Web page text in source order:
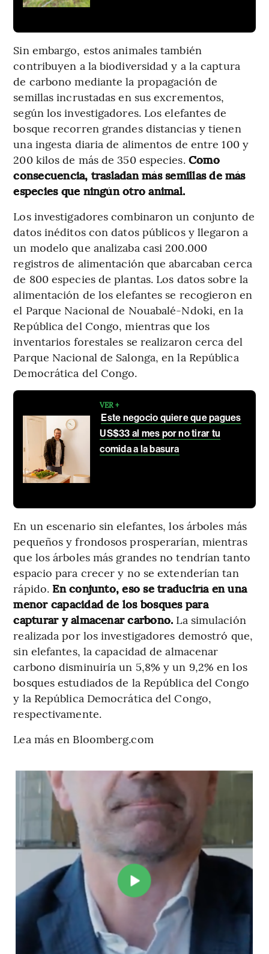
Sin embargo, estos animales también
contribuyen a la biodiversidad y a la captura
de carbono mediante la propagación de
semillas incrustadas en sus excrementos,
según los investigadores. Los elefantes de
bosque recorren grandes distancias y tienen
una ingesta diaria de alimentos de entre 100 y
200 kilos de más de 350 especies. Como
consecuencia, trasladan más semillas de más
especies que ningún otro animal.
Los investigadores combinaron un conjunto de
datos inéditos con datos públicos y llegaron a
un modelo que analizaba casi 200.000
registros de alimentación que abarcaban cerca
de 800 especies de plantas. Los datos sobre la
alimentación de los elefantes se recogieron en
el Parque Nacional de Nouabalé-Ndoki, en la
República del Congo, mientras que los
inventarios forestales se realizaron cerca del
Parque Nacional de Salonga, en la República
Democrática del Congo.
VER +
Este negocio quiere que pagues
US$33 al mes por no tirar tu
comida a la basura
En un escenario sin elefantes, los árboles más
pequeños y frondosos prosperarían, mientras
que los árboles más grandes no tendrían tanto
espacio para crecer y no se extenderían tan
rápido. En conjunto, eso se traduciría en una
menor capacidad de los bosques para
capturar y almacenar carbono. La simulación
realizada por los investigadores demostró que,
sin elefantes, la capacidad de almacenar
carbono disminuiría un 5,8% y un 9,2% en los
bosques estudiados de la República del Congo
y la República Democrática del Congo,
respectivamente.
Lea más en Bloomberg.com